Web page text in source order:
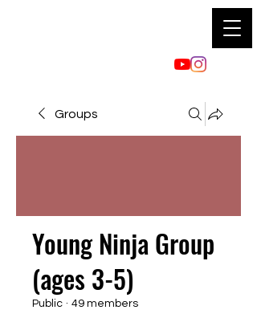
Groups
Young Ninja Group
(ages 3-5)
Public · 49 members